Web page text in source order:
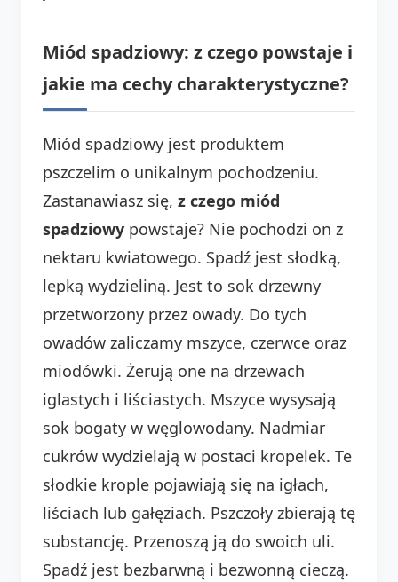
Miód spadziowy: z czego powstaje i
jakie ma cechy charakterystyczne?
Miód spadziowy jest produktem
pszczelim o unikalnym pochodzeniu.
Zastanawiasz się, z czego miód
spadziowy powstaje? Nie pochodzi on z
nektaru kwiatowego. Spadź jest słodką,
lepką wydzieliną. Jest to sok drzewny
przetworzony przez owady. Do tych
owadów zaliczamy mszyce, czerwce oraz
miodówki. Żerują one na drzewach
iglastych i liściastych. Mszyce wysysają
sok bogaty w węglowodany. Nadmiar
cukrów wydzielają w postaci kropelek. Te
słodkie krople pojawiają się na igłach,
liściach lub gałęziach. Pszczoły zbierają tę
substancję. Przenoszą ją do swoich uli.
Spadź jest bezbarwną i bezwonną cieczą.